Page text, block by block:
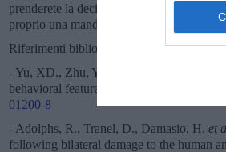
prenderete la decisione se accettare o
proprio una mandorla, che sia un frutto o
Riferimenti bibliografici:
- Yu, XD., Zhu, Y., Sun, QX.
behavioral features of anxiety.
01200-8
- Adolphs, R., Tranel, D., Damasio, H. et
following bilateral damage to the human